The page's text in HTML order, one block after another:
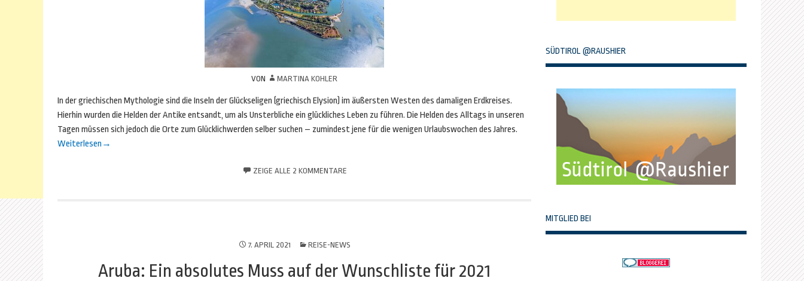
VON MARTINA KOHLER
In der griechischen Mythologie sind die Inseln der Glückseligen (griechisch Elysion) im äußersten Westen des damaligen Erdkreises.
Hierhin wurden die Helden der Antike entsandt, um als Unsterbliche ein glückliches Leben zu führen. Die Helden des Alltags in unseren
Tagen müssen sich jedoch die Orte zum Glücklichwerden selber suchen – zumindest jene für die wenigen Urlaubswochen des Jahres.
Weiterlesen →
ZEIGE ALLE 2 KOMMENTARE
7. APRIL 2021 REISE-NEWS
Aruba: Ein absolutes Muss auf der Wunschliste für 2021
SÜDTIROL @RAUSHIER
MITGLIED BEI